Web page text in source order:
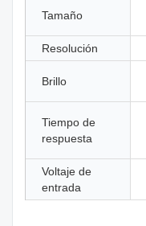
Tamaño
Resolución
Brillo
Tiempo de
respuesta
Voltaje de
entrada